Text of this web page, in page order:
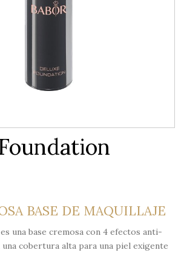
BASE DE MAQUILLAJE
una base cremosa con 4 efectos anti-
cobertura alta para una piel exigente